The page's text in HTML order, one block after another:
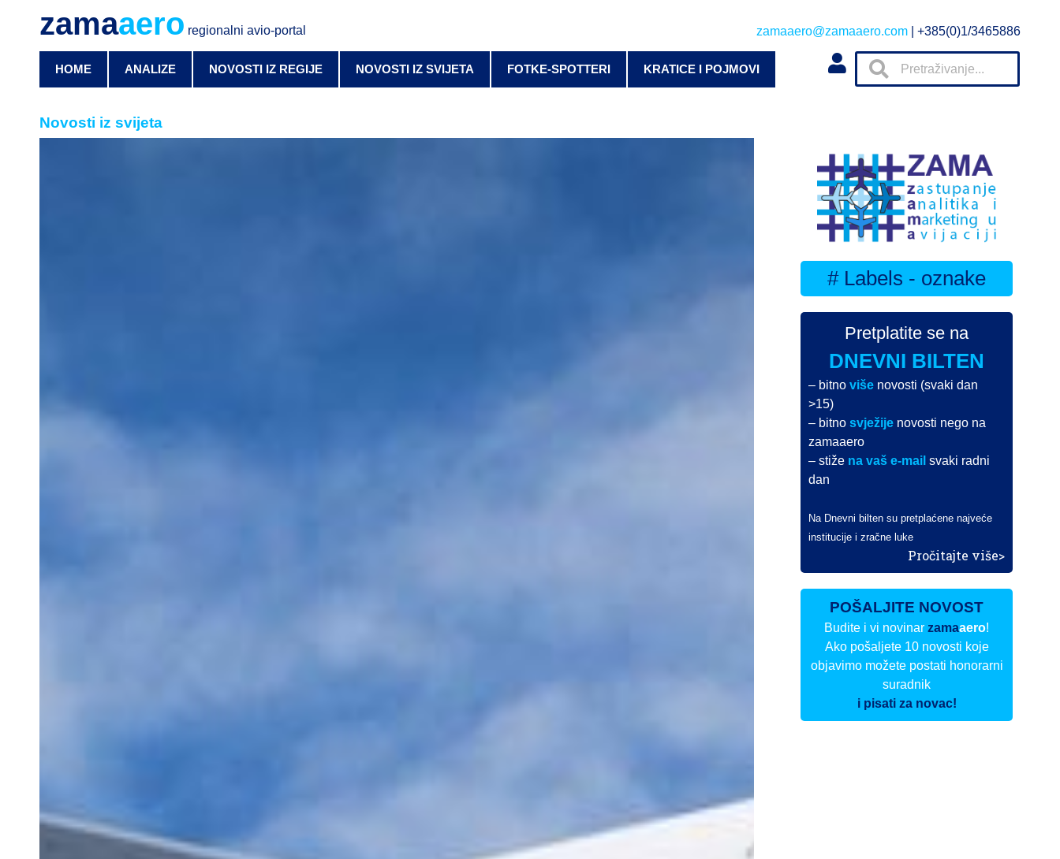
zamaaero regionalni avio-portal zamaaero@zamaaero.com | +385(0)1/3465886
HOME ANALIZE NOVOSTI IZ REGIJE NOVOSTI IZ SVIJETA FOTKE-SPOTTERI KRATICE I POJMOVI
Novosti iz svijeta
# Labels - oznake
Pretplatite se na
DNEVNI BILTEN
– bitnoviše novosti (svaki dan
>15)
– bitnosvježije novosti nego na
zamaaero
– stiže na vaš e-mail svaki radni
dan
Na Dnevni bilten su pretplaćene najveće
institucije i zračne luke
Pročitajte više>
POŠALJITE NOVOST
Budite i vi novinarzamaaero!
Ako pošaljete 10 novosti koje
objavimo možete postati honorarni
suradnik
i pisati za novac!